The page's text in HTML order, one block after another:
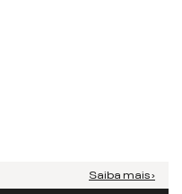
Saiba mais ›